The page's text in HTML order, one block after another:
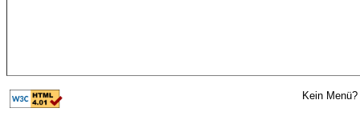
Kein